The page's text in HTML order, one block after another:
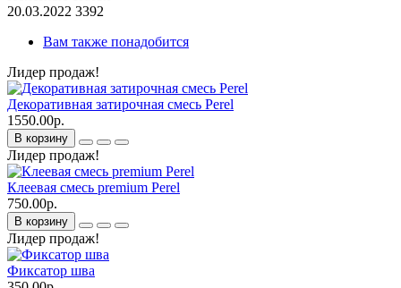
20.03.2022 3392
Вам также понадобится
Лидер продаж!
Декоративная затирочная смесь Perel
1550.00р.
В корзину
Лидер продаж!
Клеевая смесь premium Perel
750.00р.
В корзину
Лидер продаж!
Фиксатор шва